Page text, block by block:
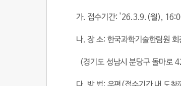
가. 접수기간: '26.3.9.(월),
나.장 소: 한국과학기술한림원 회
(경기도 성남시 분당구 돌마로